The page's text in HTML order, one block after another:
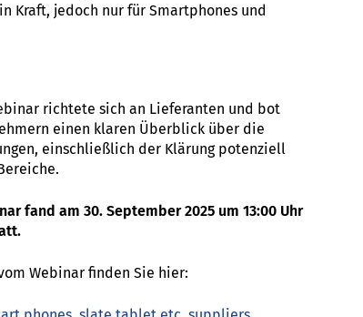
Kraft, jedoch nur für Smartphones und
richtete sich an Lieferanten und bot
einen klaren Überblick über die
einschließlich der Klärung potenziell
fand am 30. September 2025 um 13:00 Uhr
Webinar finden Sie hier: